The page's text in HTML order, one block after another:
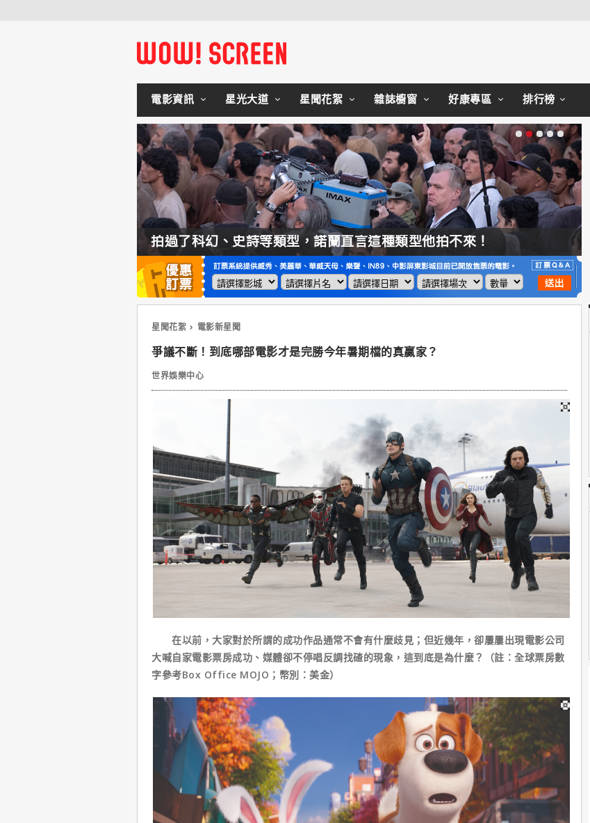
電影資訊 星光大道 星聞花絮 雜誌櫥窗 好康專區 排行榜
拍過了科幻、史詩等類型，諾蘭直言這種類型他拍不來！
星聞花絮 電影新星聞
爭議不斷！到底哪部電影才是完勝今年暑期檔的真贏家？
世界娛樂中心
在以前，大家對於所謂的成功作品通常不會有什麼歧見；但近幾年，卻屢屢出現電影公司
大喊自家電影票房成功、媒體卻不停唱反調找碴的現象，這到底是為什麼？（註：全球票房數
字參考Box Office MOJO；幣別：美金）